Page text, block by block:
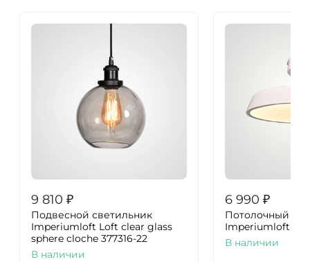
9 810 ₽
Подвесной светильник
Imperiumloft Loft clear glass
sphere cloche 377316-22
В наличии
6 990 ₽
Потолочный
Imperiumloft Birk
В наличии